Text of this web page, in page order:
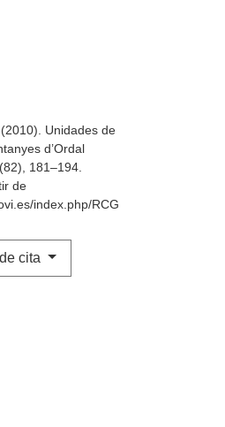
Unidades de
d’Ordal
, (82), 181–194.
de
index.php/RCG
cita